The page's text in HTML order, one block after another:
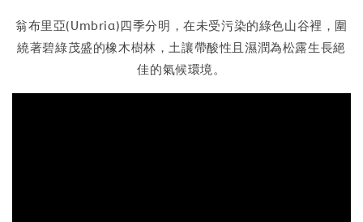
翁布里亞(Umbria)四季分明，在未受污染的綠色山谷裡，圍
繞著碧綠茂盛的橡木樹林，土讓帶酸性且濕潤為松露生長絕
佳的氣候環境。